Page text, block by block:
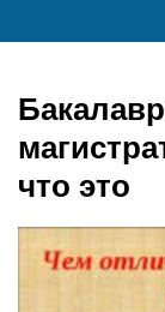
что это